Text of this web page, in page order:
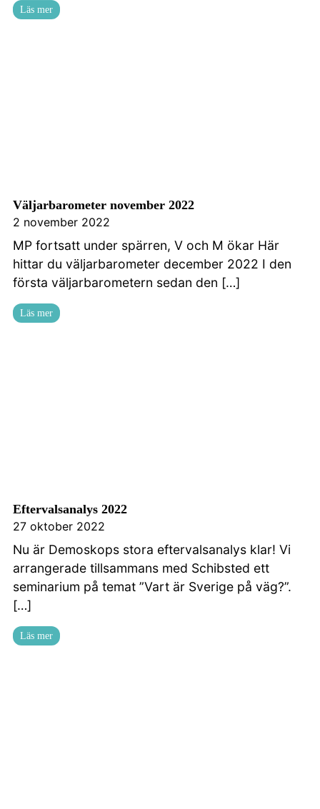
Läs mer
Väljarbarometer november 2022
2 november 2022
MP fortsatt under spärren, V och M ökar Här
hittar du väljarbarometer december 2022 I den
första väljarbarometern sedan den […]
Läs mer
Eftervalsanalys 2022
27 oktober 2022
Nu är Demoskops stora eftervalsanalys klar! Vi
arrangerade tillsammans med Schibsted ett
seminarium på temat ”Vart är Sverige på väg?”.
[…]
Läs mer